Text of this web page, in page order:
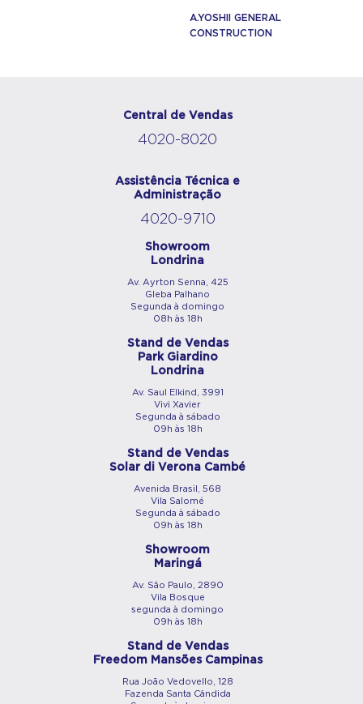
A.YOSHII GENERAL
CONSTRUCTION
Central de Vendas
4020-8020
Assistência Técnica e
Administração
4020-9710
Showroom
Londrina
Av. Ayrton Senna, 425
Gleba Palhano
Segunda à domingo
08h às 18h
Stand de Vendas
Park Giardino
Londrina
Av. Saul Elkind, 3991
Vivi Xavier
Segunda à sábado
09h às 18h
Stand de Vendas
Solar di Verona Cambé
Avenida Brasil, 568
Vila Salomé
Segunda à sábado
09h às 18h
Showroom
Maringá
Av. São Paulo, 2890
Vila Bosque
segunda à domingo
09h às 18h
Stand de Vendas
Freedom Mansões Campinas
Rua João Vedovello, 128
Fazenda Santa Cândida